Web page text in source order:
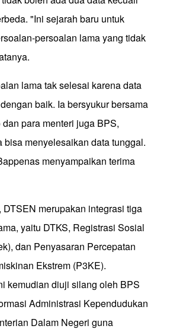
"Ini sejarah baru untuk
persoalan lama yang tidak
lama tak selesai karena data
baik. Ia bersyukur bersama
para menteri juga BPS,
bisa menyelesaikan data tunggal.
menyampaikan terima
merupakan integrasi tiga
yaitu DTKS, Registrasi Sosial
dan Penyasaran Percepatan
Ekstrem (P3KE).
kemudian diuji silang oleh BPS
Administrasi Kependudukan
Dalam Negeri guna